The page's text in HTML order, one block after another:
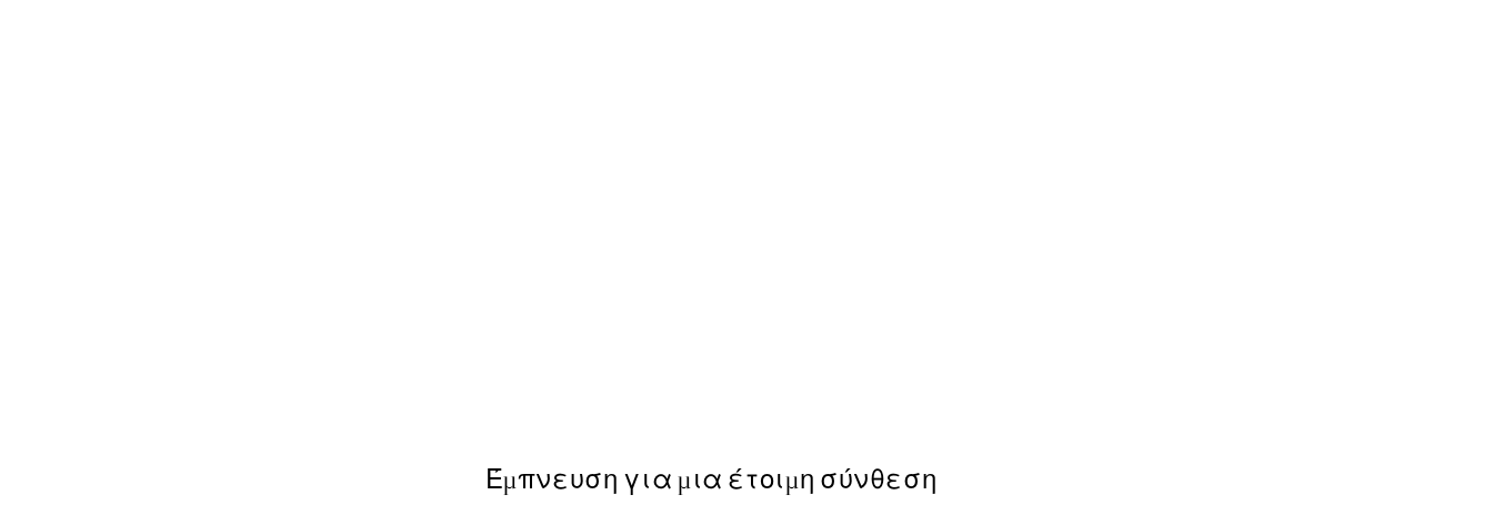
Έμπνευση για μια έτοιμη σύνθεση